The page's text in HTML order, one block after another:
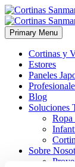
Primary Menu
Cortinas y
Estores
Paneles
Blog
Soluciones
Ropa
Sobre